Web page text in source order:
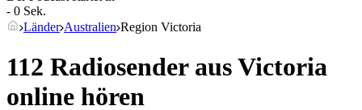
- 0 Sek.
Länder Australien Region Victoria
112 Radiosender ausVictoria
online hören